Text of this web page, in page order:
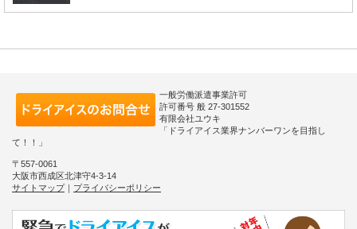
一般労働派遣事業許可
許可番号 般 27-301552
有限会社ユウキ
「ドライアイス業界ナンバーワンを目指し
て！！」
〒557-0061
大阪市西成区北津守4-3-14
サイトマップ｜ プライバシーポリシー